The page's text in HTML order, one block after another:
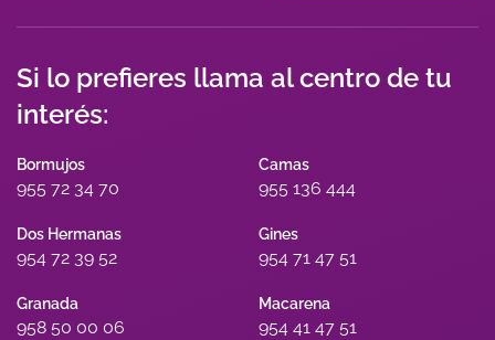
Si lo prefieres llama al centro de tu
interés:
Bormujos
955 72 34 70
Camas
955 136 444
Dos Hermanas
954 72 39 52
Gines
954 71 47 51
Granada
958 50 00 06
Macarena
954 41 47 51